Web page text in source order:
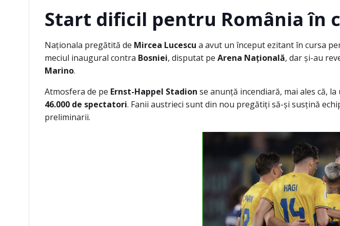
Start dificil pentru România în
Naționala pregătită de Mircea Lucescu a avut un început ezitant în cursa
meciul inaugural contra Bosniei, disputat pe Arena Națională, dar și-au
Marino.
Atmosfera de pe Ernst-Happel Stadion se anunță incendiară, mai ales că,
46.000 de spectatori. Fanii austrieci sunt din nou pregătiți să-și susțină
preliminarii.